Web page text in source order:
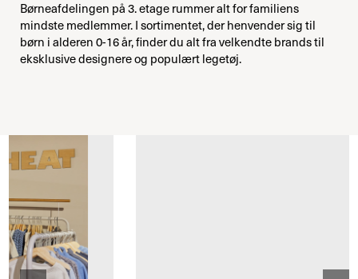
Børneafdelingen på 3. etage rummer alt for familiens
mindste medlemmer. I sortimentet, der henvender sig til
børn i alderen 0-16 år, finder du alt fra velkendte brands til
eksklusive designere og populært legetøj.